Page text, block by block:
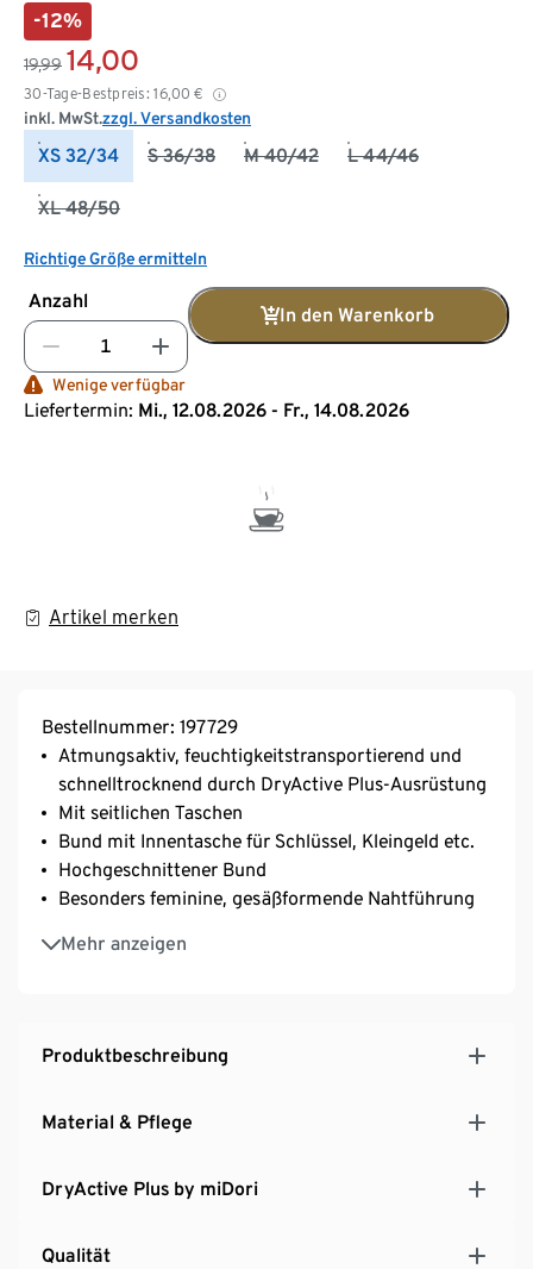
-12%
19,99 14,00
30-Tage-Bestpreis: 16,00 €
inkl. MwSt.zzgl. Versandkosten
XS 32/34 S 36/38 M 40/42 L 44/46
XL 48/50
Richtige Größe ermitteln
Anzahl
In den Warenkorb
Wenige verfügbar
Liefertermin: Mi., 12.08.2026 - Fr., 14.08.2026
Artikel merken
Bestellnummer: 197729
Atmungsaktiv, feuchtigkeitstransportierend und
schnelltrocknend durch DryActive Plus-Ausrüstung
Mit seitlichen Taschen
Bund mit Innentasche für Schlüssel, Kleingeld etc.
Hochgeschnittener Bund
Besonders feminine, gesäßformende Nahtführung
Mehr anzeigen
Mit reflektierenden Designelementen am
Unterschenkel
Produktbeschreibung
Material & Pflege
DryActive Plus by miDori
Qualität